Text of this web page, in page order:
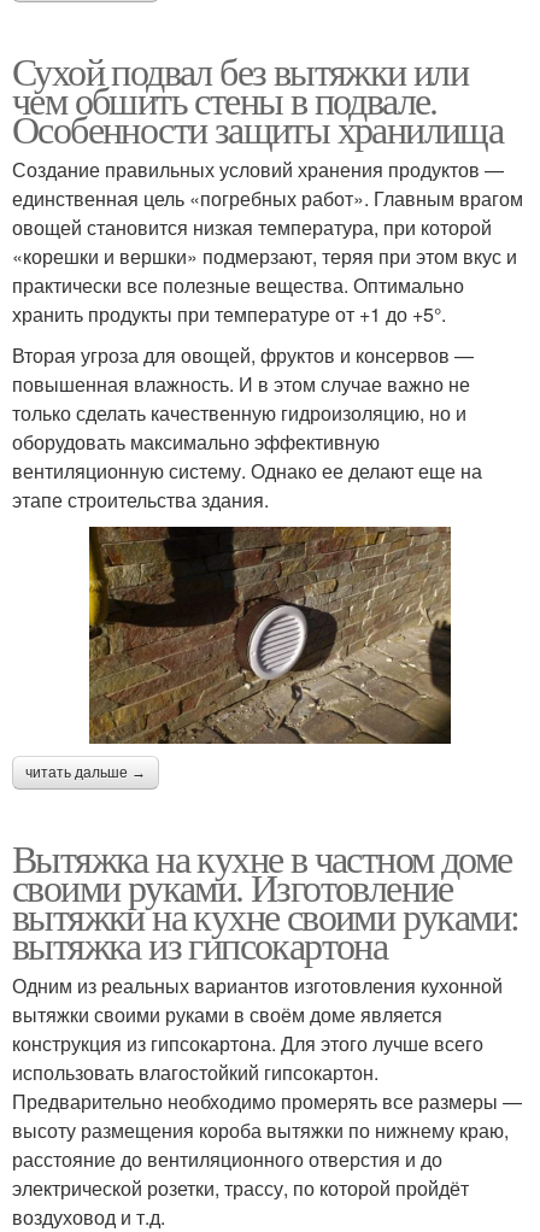
Сухой подвал без вытяжки или
чем обшить стены в подвале.
Особенности защиты хранилища
Создание правильных условий хранения продуктов —
единственная цель «погребных работ». Главным врагом
овощей становится низкая температура, при которой
«корешки и вершки» подмерзают, теряя при этом вкус и
практически все полезные вещества. Оптимально
хранить продукты при температуре от +1 до +5°.
Вторая угроза для овощей, фруктов и консервов —
повышенная влажность. И в этом случае важно не
только сделать качественную гидроизоляцию, но и
оборудовать максимально эффективную
вентиляционную систему. Однако ее делают еще на
этапе строительства здания.
читать дальше →
Вытяжка на кухне в частном доме
своими руками. Изготовление
вытяжки на кухне своими руками:
вытяжка из гипсокартона
Одним из реальных вариантов изготовления кухонной
вытяжки своими руками в своём доме является
конструкция из гипсокартона. Для этого лучше всего
использовать влагостойкий гипсокартон.
Предварительно необходимо промерять все размеры —
высоту размещения короба вытяжки по нижнему краю,
расстояние до вентиляционного отверстия и до
электрической розетки, трассу, по которой пройдёт
воздуховод и т.д.